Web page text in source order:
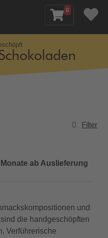
0
ab Auslieferung
und
die handgeschöpften
Verführerische
Filter